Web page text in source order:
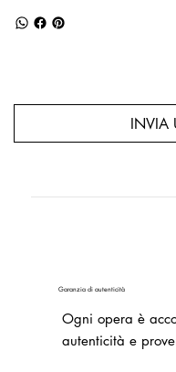
INVIA
Garanzia di autenticità
Ogni opera è
autenticità e